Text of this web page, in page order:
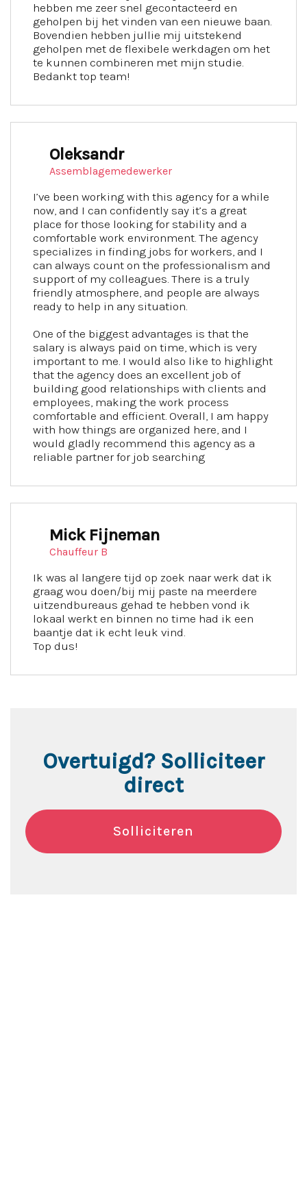
hebben me zeer snel gecontacteerd en
geholpen bij het vinden van een nieuwe baan.
Bovendien hebben jullie mij uitstekend
geholpen met de flexibele werkdagen om het
te kunnen combineren met mijn studie.
Bedankt top team!
Oleksandr
Assemblagemedewerker
I’ve been working with this agency for a while
now, and I can confidently say it’s a great
place for those looking for stability and a
comfortable work environment. The agency
specializes in finding jobs for workers, and I
can always count on the professionalism and
support of my colleagues. There is a truly
friendly atmosphere, and people are always
ready to help in any situation.
One of the biggest advantages is that the
salary is always paid on time, which is very
important to me. I would also like to highlight
that the agency does an excellent job of
building good relationships with clients and
employees, making the work process
comfortable and efficient. Overall, I am happy
with how things are organized here, and I
would gladly recommend this agency as a
reliable partner for job searching
Mick Fijneman
Chauffeur B
Ik was al langere tijd op zoek naar werk dat ik
graag wou doen/bij mij paste na meerdere
uitzendbureaus gehad te hebben vond ik
lokaal werkt en binnen no time had ik een
baantje dat ik echt leuk vind.
Top dus!
Overtuigd? Solliciteer
direct
Solliciteren